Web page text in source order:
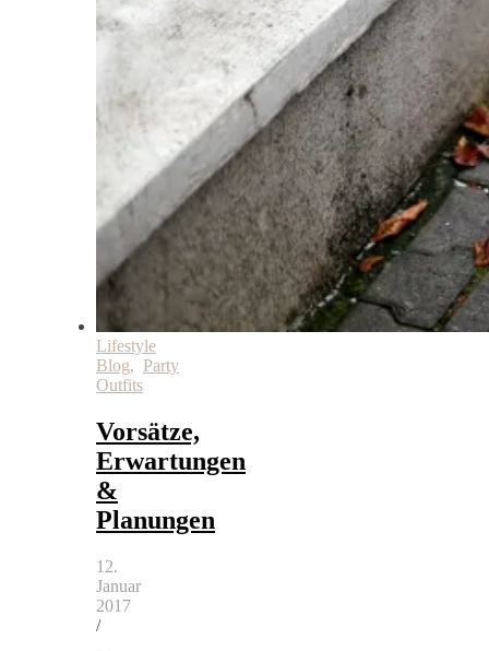
Lifestyle
Blog, Party
Outfits
Vorsätze,
Erwartungen
&
Planungen
12.
Januar
2017
/